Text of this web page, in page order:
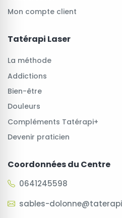
Mon compte client
Tatérapi Laser
La méthode
Addictions
Bien-être
Douleurs
Compléments Tatérapi+
Devenir praticien
Coordonnées du Centre
0641245598
sables-